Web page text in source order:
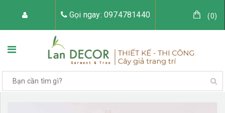
Gọi ngay: 0974781440 (0)